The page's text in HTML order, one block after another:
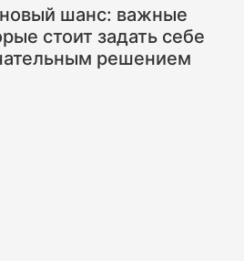
шанс: важные
стоит задать себе
решением